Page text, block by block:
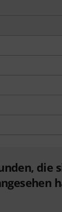
die